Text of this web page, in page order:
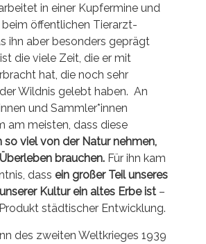
in einer Kupfermine und
öffentlichen Tierarzt-
ihn aber besonders geprägt
die viele Zeit, die er mit
hat, die noch sehr
Wildnis gelebt haben. An
und Sammler*innen
am meisten, dass diese
so viel von der Natur nehmen,
brauchen. Für ihn kam
dass ein großer Teil unseres
Kultur ein altes Erbe ist –
städtischer Entwicklung.
des zweiten Weltkrieges 1939